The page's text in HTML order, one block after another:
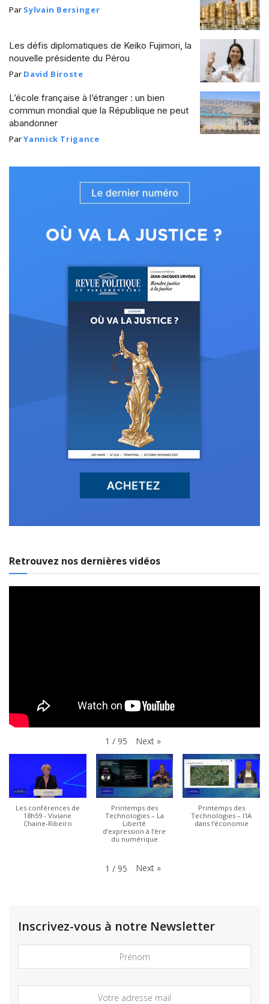
Par Sylvain Bersinger
Les défis diplomatiques de Keiko Fujimori, la
nouvelle présidente du Pérou
Par David Biroste
L’école française à l’étranger : un bien
commun mondial que la République ne peut
abandonner
ParYannick Trigance
Retrouvez nos dernières vidéos
1 / 95 Next »
Les conférences de
18h59 - Viviane
Chaine-Ribeiro
Printemps des
Technologies – La
Liberté
d’expression à l’ère
du numérique
Printemps des
Technologies – l'IA
dans l'économie
1 / 95 Next »
Inscrivez-vous à notre Newsletter